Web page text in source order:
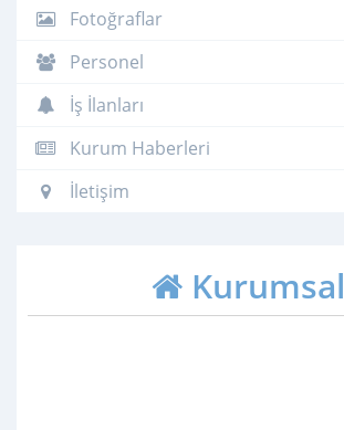
Fotoğraflar
Personel
İş İlanları
Kurum Haberleri
İletişim
Kurumsal